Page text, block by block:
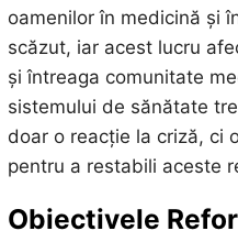
oamenilor în medicină și
scăzut, iar acest lucru
și întreaga comunitate
sistemului de sănătate
doar o reacție la criză, ci
pentru a restabili aceste
Obiectivele